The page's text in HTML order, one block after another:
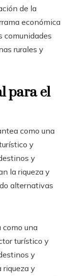
de la
económica
comunidades
rurales y
para el
como una
y
y
la riqueza y
alternativas
una
turístico y
y
riqueza y